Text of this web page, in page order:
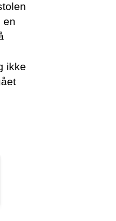
en
ikke